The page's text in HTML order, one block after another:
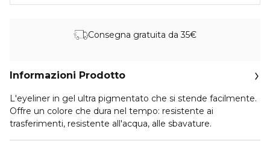
Consegna gratuita da 35€
Informazioni Prodotto
L'eyeliner in gel ultra pigmentato che si stende facilmente.
Offre un colore che dura nel tempo: resistente ai
trasferimenti, resistente all'acqua, alle sbavature.